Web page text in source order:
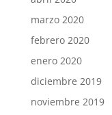
marzo 2020
febrero 2020
enero 2020
diciembre 2019
noviembre 2019